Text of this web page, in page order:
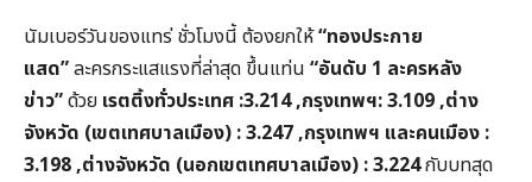
นัมเบอร์วันของแทร่ ชั่วโมงนี้ ต้องยกให้“ทองประกาย
แสด”ละครกระแสแรงที่ล่าสุด ขึ้นแท่น “อันดับ 1 ละครหลัง
ข่าว”ด้วย เรตติ้งทั่วประเทศ :3.214 ,กรุงเทพฯ:3.109 ,ต่าง
จังหวัด (เขตเทศบาลเมือง) :3.247 ,กรุงเทพฯ และคนเมือง :
3.198 ,ต่างจังหวัด (นอกเขตเทศบาลเมือง) :3.224กับบทสุด